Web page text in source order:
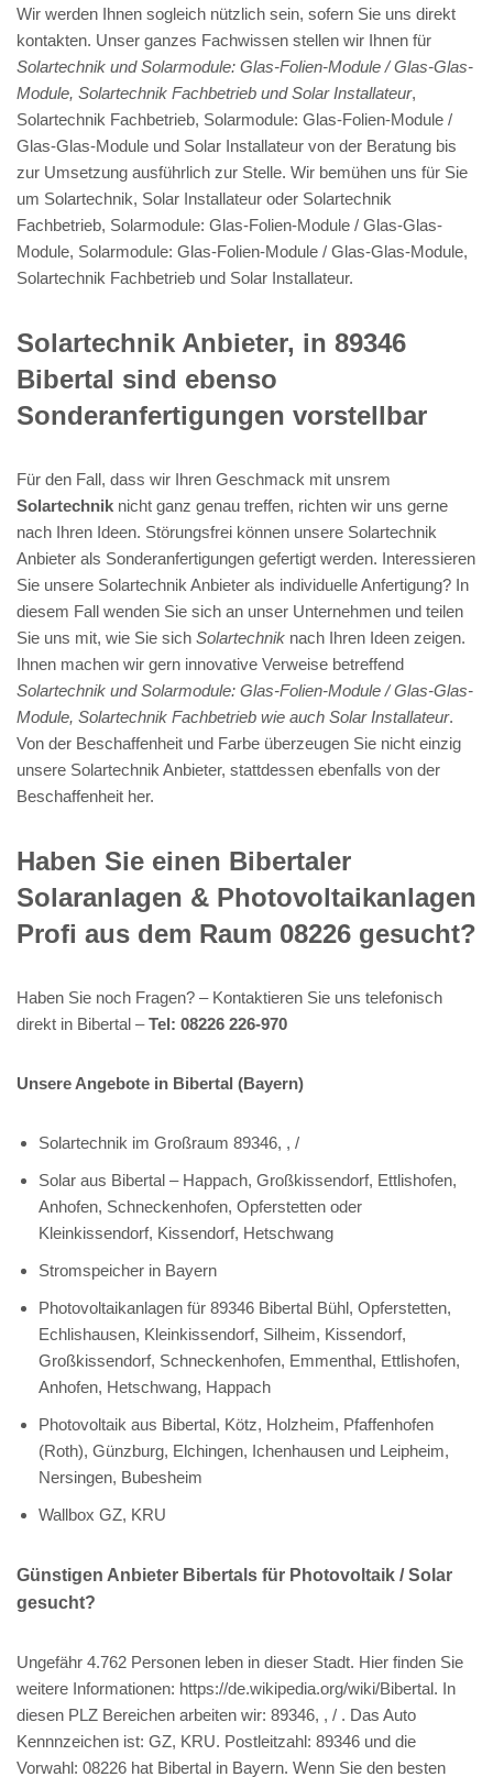
Wir werden Ihnen sogleich nützlich sein, sofern Sie uns direkt
kontakten. Unser ganzes Fachwissen stellen wir Ihnen für
Solartechnik und Solarmodule: Glas-Folien-Module / Glas-Glas-
Module, Solartechnik Fachbetrieb und Solar Installateur,
Solartechnik Fachbetrieb, Solarmodule: Glas-Folien-Module /
Glas-Glas-Module und Solar Installateur von der Beratung bis
zur Umsetzung ausführlich zur Stelle. Wir bemühen uns für Sie
um Solartechnik, Solar Installateur oder Solartechnik
Fachbetrieb, Solarmodule: Glas-Folien-Module / Glas-Glas-
Module, Solarmodule: Glas-Folien-Module / Glas-Glas-Module,
Solartechnik Fachbetrieb und Solar Installateur.
Solartechnik Anbieter, in 89346
Bibertal sind ebenso
Sonderanfertigungen vorstellbar
Für den Fall, dass wir Ihren Geschmack mit unsrem
Solartechnik nicht ganz genau treffen, richten wir uns gerne
nach Ihren Ideen. Störungsfrei können unsere Solartechnik
Anbieter als Sonderanfertigungen gefertigt werden. Interessieren
Sie unsere Solartechnik Anbieter als individuelle Anfertigung? In
diesem Fall wenden Sie sich an unser Unternehmen und teilen
Sie uns mit, wie Sie sich Solartechnik nach Ihren Ideen zeigen.
Ihnen machen wir gern innovative Verweise betreffend
Solartechnik und Solarmodule: Glas-Folien-Module / Glas-Glas-
Module, Solartechnik Fachbetrieb wie auch Solar Installateur.
Von der Beschaffenheit und Farbe überzeugen Sie nicht einzig
unsere Solartechnik Anbieter, stattdessen ebenfalls von der
Beschaffenheit her.
Haben Sie einen Bibertaler
Solaranlagen & Photovoltaikanlagen
Profi aus dem Raum 08226 gesucht?
Haben Sie noch Fragen? – Kontaktieren Sie uns telefonisch
direkt in Bibertal –Tel: 08226 226-970
Unsere Angebote in Bibertal (Bayern)
Solartechnik im Großraum 89346, , /
Solar aus Bibertal – Happach, Großkissendorf, Ettlishofen,
Anhofen, Schneckenhofen, Opferstetten oder
Kleinkissendorf, Kissendorf, Hetschwang
Stromspeicher in Bayern
Photovoltaikanlagen für 89346 Bibertal Bühl, Opferstetten,
Echlishausen, Kleinkissendorf, Silheim, Kissendorf,
Großkissendorf, Schneckenhofen, Emmenthal, Ettlishofen,
Anhofen, Hetschwang, Happach
Photovoltaik aus Bibertal, Kötz, Holzheim, Pfaffenhofen
(Roth), Günzburg, Elchingen, Ichenhausen und Leipheim,
Nersingen, Bubesheim
Wallbox GZ, KRU
Günstigen Anbieter Bibertals für Photovoltaik / Solar
gesucht?
Ungefähr 4.762 Personen leben in dieser Stadt. Hier finden Sie
weitere Informationen: https://de.wikipedia.org/wiki/Bibertal. In
diesen PLZ Bereichen arbeiten wir: 89346, , / . Das Auto
Kennnzeichen ist: GZ, KRU. Postleitzahl: 89346 und die
Vorwahl: 08226 hat Bibertal in Bayern. Wenn Sie den besten